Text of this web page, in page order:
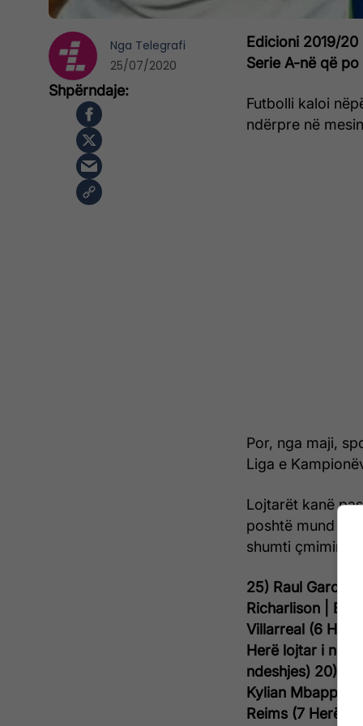
Edicioni 2019/
Serie A-në që
Futbolli kaloi
ndërpre në
Por, nga maji,
Liga e
Lojtarët kanë
poshtë mund të
shumti çmimin
25) Raul Garcia
Richarlison |
Villarreal (6
Herë lojtar i
ndeshjes) 20)
Kylian Mbappe |
Reims (7 Herë
Nga Telegrafi
25/07/2020